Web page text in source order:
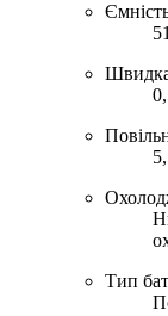
Швидка
Тип